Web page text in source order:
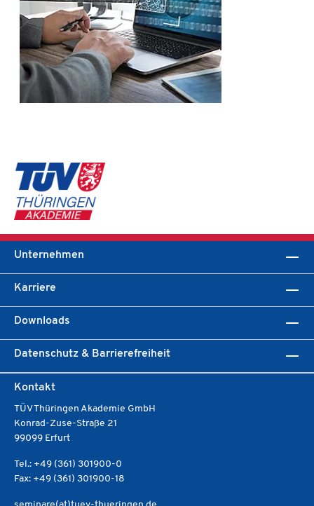
Unternehmen
Karriere
Downloads
Datenschutz & Barrierefreiheit
Kontakt
TÜV Thüringen Akademie GmbH
Konrad-Zuse-Straße 21
99099 Erfurt
Tel.: +49 (361) 301900-0
Fax: +49 (361) 301900-18